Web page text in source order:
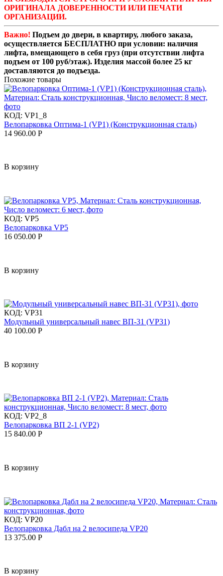
ОРИГИНАЛА ДОВЕРЕННОСТИ ИЛИ ПЕЧАТИ
ОРГАНИЗАЦИИ.
Важно! Подъем до двери, в квартиру, любого заказа,
осуществляется БЕСПЛАТНО при условии: наличия
лифта, вмещающего в себя груз (при отсутствии лифта
подъем от 100 руб/этаж). Изделия массой более 25 кг
доставляются до подъезда.
Похожие товары
КОД: VP1_8
Велопарковка Оптима-1 (VP1) (Конструкционная сталь)
14 960.00 Р
В корзину
КОД: VP5
Велопарковка VP5
16 050.00 Р
В корзину
КОД: VP31
Модульный универсальный навес ВП-31 (VP31)
40 100.00 Р
В корзину
КОД: VP2_8
Велопарковка ВП 2-1 (VP2)
15 840.00 Р
В корзину
КОД: VP20
Велопарковка Дабл на 2 велосипеда VP20
13 375.00 Р
В корзину